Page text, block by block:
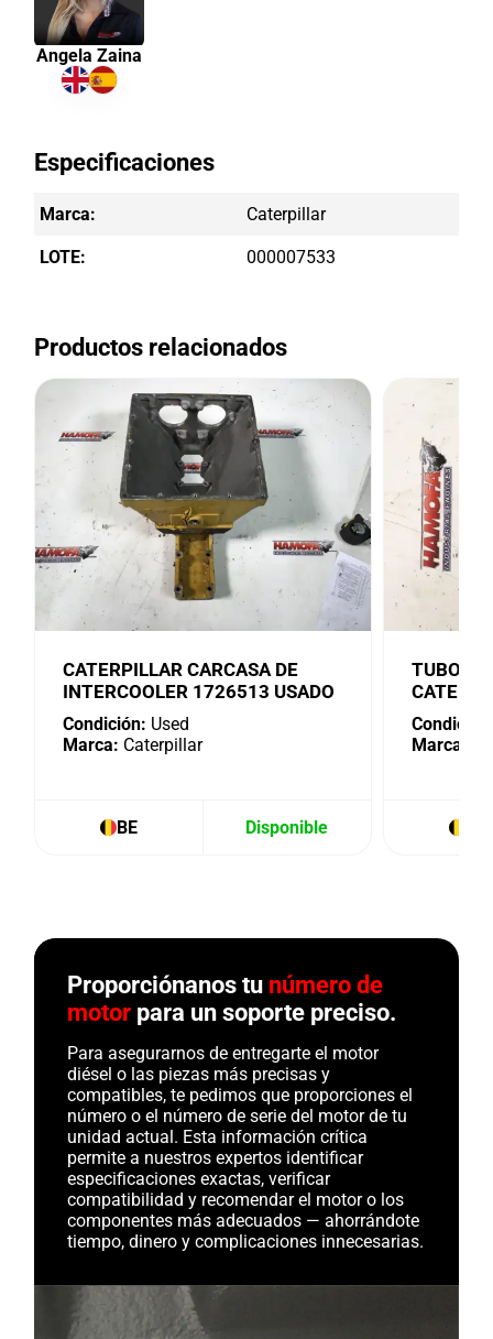
Angela Zaina
Especificaciones
Marca: Caterpillar
LOTE: 000007533
Productos relacionados
CATERPILLAR CARCASA DE
INTERCOOLER 1726513 USADO
Condición: Used
Marca: Caterpillar
BE Disponible
TUBO
Marca:
Proporciónanos tu número de
motor para un soporte preciso.
Para asegurarnos de entregarte el motor
diésel o las piezas más precisas y
compatibles, te pedimos que proporciones el
número o el número de serie del motor de tu
unidad actual. Esta información crítica
permite a nuestros expertos identificar
especificaciones exactas, verificar
compatibilidad y recomendar el motor o los
componentes más adecuados — ahorrándote
tiempo, dinero y complicaciones innecesarias.